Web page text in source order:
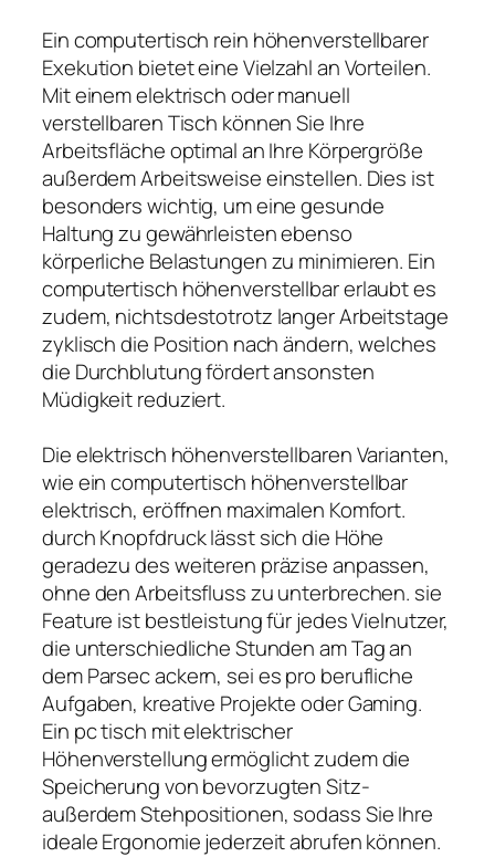
Ein computertisch rein höhenverstellbarer
Exekution bietet eine Vielzahl an Vorteilen.
Mit einem elektrisch oder manuell
verstellbaren Tisch können Sie Ihre
Arbeitsfläche optimal an Ihre Körpergröße
außerdem Arbeitsweise einstellen. Dies ist
besonders wichtig, um eine gesunde
Haltung zu gewährleisten ebenso
körperliche Belastungen zu minimieren. Ein
computertisch höhenverstellbar erlaubt es
zudem, nichtsdestotrotz langer Arbeitstage
zyklisch die Position nach ändern, welches
die Durchblutung fördert ansonsten
Müdigkeit reduziert.
Die elektrisch höhenverstellbaren Varianten,
wie ein computertisch höhenverstellbar
elektrisch, eröffnen maximalen Komfort.
durch Knopfdruck lässt sich die Höhe
geradezu des weiteren präzise anpassen,
ohne den Arbeitsfluss zu unterbrechen. sie
Feature ist bestleistung für jedes Vielnutzer,
die unterschiedliche Stunden am Tag an
dem Parsec ackern, sei es pro berufliche
Aufgaben, kreative Projekte oder Gaming.
Ein pc tisch mit elektrischer
Höhenverstellung ermöglicht zudem die
Speicherung von bevorzugten Sitz-
außerdem Stehpositionen, sodass Sie Ihre
ideale Ergonomie jederzeit abrufen können.